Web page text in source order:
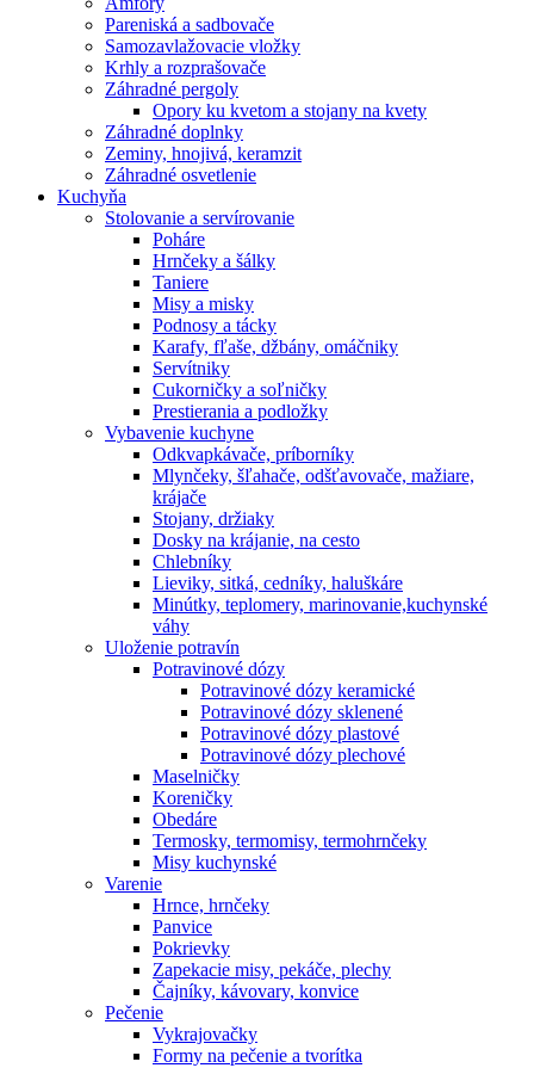
Pareniská a sadbovače
Samozavlažovacie vložky
Krhly a rozprašovače
Záhradné pergoly
Opory ku kvetom a stojany na kvety
Záhradné doplnky
Zeminy, hnojivá, keramzit
Záhradné osvetlenie
Kuchyňa
Stolovanie a servírovanie
Poháre
Hrnčeky a šálky
Taniere
Misy a misky
Podnosy a tácky
Karafy, fľaše, džbány, omáčniky
Servítniky
Cukorničky a soľničky
Prestierania a podložky
Vybavenie kuchyne
Odkvapkávače, príborníky
Mlynčeky, šľahače, odšťavovače, mažiare,
krájače
Stojany, držiaky
Dosky na krájanie, na cesto
Chlebníky
Lieviky, sitká, cedníky, haluškáre
Minútky, teplomery, marinovanie,kuchynské
váhy
Uloženie potravín
Potravinové dózy
Potravinové dózy keramické
Potravinové dózy sklenené
Potravinové dózy plastové
Potravinové dózy plechové
Maselničky
Koreničky
Obedáre
Termosky, termomisy, termohrnčeky
Misy kuchynské
Varenie
Hrnce, hrnčeky
Panvice
Pokrievky
Zapekacie misy, pekáče, plechy
Čajníky, kávovary, konvice
Pečenie
Vykrajovačky
Formy na pečenie a tvorítka